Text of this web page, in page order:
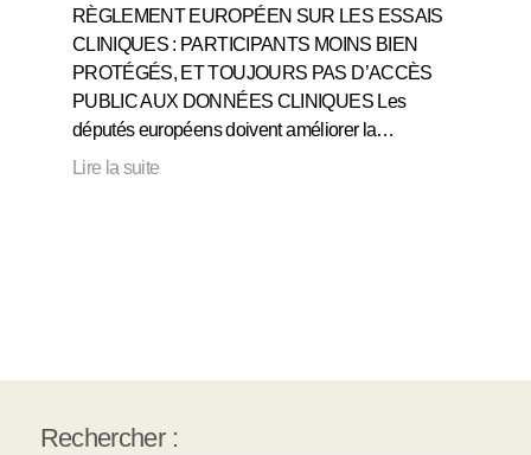
RÈGLEMENT EUROPÉEN SUR LES ESSAIS
CLINIQUES : PARTICIPANTS MOINS BIEN
PROTÉGÉS, ET TOUJOURS PAS D’ACCÈS
PUBLIC AUX DONNÉES CLINIQUES Les
députés européens doivent améliorer la…
Lire la suite
Rechercher :